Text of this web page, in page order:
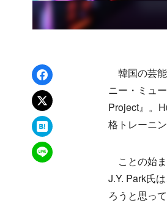
Facebookでシェア
xでポスト
はてなブックマーク
LINEで送る
韓国の芸
ニー・ミュ
Project』。
格トレーニ
ことの始
J.Y. Park氏
ろうと思っ